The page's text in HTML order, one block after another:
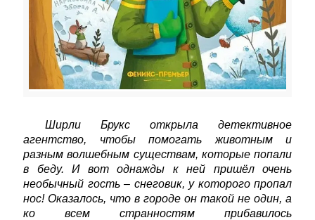
Ширли Брукс открыла детективное
агентство, чтобы помогать животным и
разным волшебным существам, которые попали
в беду. И вот однажды к ней пришёл очень
необычный гость– снеговик, у которого пропал
нос! Оказалось, что в городе он такой не один, а
ко всем странностям прибавилось